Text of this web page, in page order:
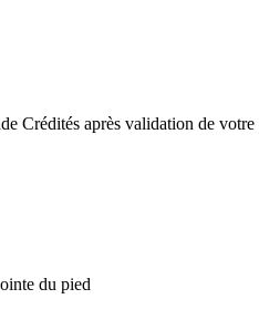
Crédités après validation de votre
du pied